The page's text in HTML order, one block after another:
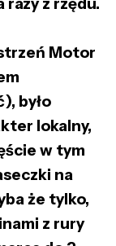
Motor
było
lokalny,
w tym
na
że tylko,
z rury